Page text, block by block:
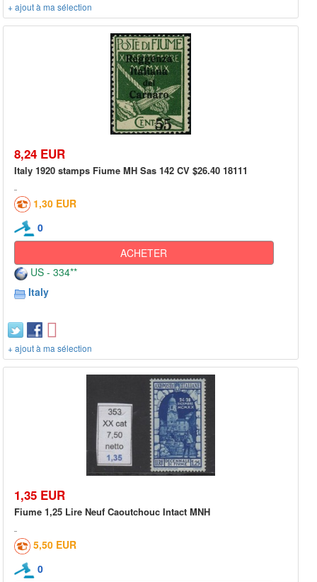
+ ajout à ma sélection
8,24 EUR
Italy 1920 stamps Fiume MH Sas 142 CV $26.40 18111
1,30 EUR
0
ACHETER
US - 334**
Italy
+ ajout à ma sélection
1,35 EUR
Fiume 1,25 Lire Neuf Caoutchouc Intact MNH
5,50 EUR
0